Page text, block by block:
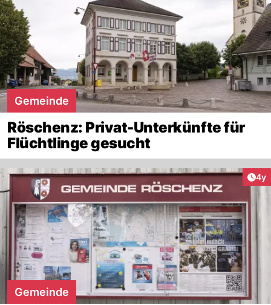
Gemeinde
Röschenz: Privat-Unterkünfte für
Flüchtlinge gesucht
4y
Gemeinde